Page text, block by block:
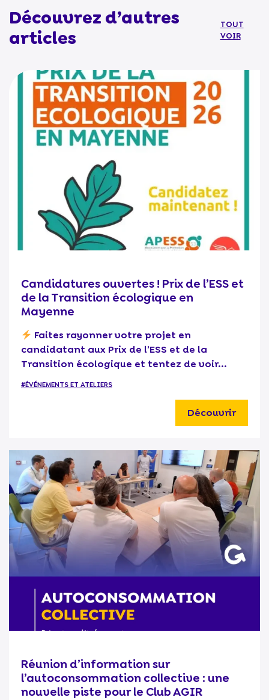
Découvrez d’autres
articles
TOUT
VOIR
Candidatures ouvertes ! Prix de l’ESS et
de la Transition écologique en
Mayenne
Faites rayonner votre projet en
candidatant aux Prix de l’ESS et de la
Transition écologique et tentez de voir...
#ÉVÉNEMENTS ET ATELIERS
Découvrir
Réunion d’information sur
l’autoconsommation collective : une
nouvelle piste pour le Club AGIR